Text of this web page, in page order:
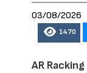
03/08/2026
1470
AR Racking